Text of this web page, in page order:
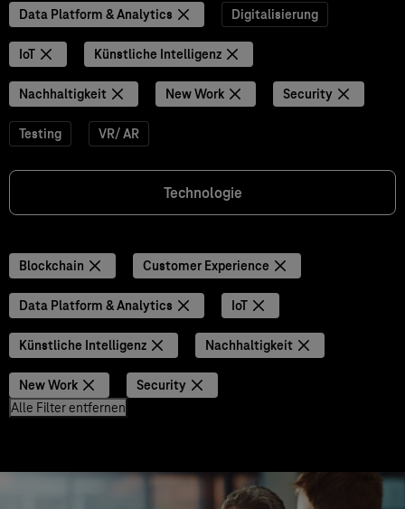
Data Platform & Analytics Digitalisierung
IoT Künstliche Intelligenz
Nachhaltigkeit New Work Security
Testing VR/ AR
Technologie
Blockchain Customer Experience
Data Platform & Analytics IoT
Künstliche Intelligenz Nachhaltigkeit
New Work
Security
Alle Filter entfernen